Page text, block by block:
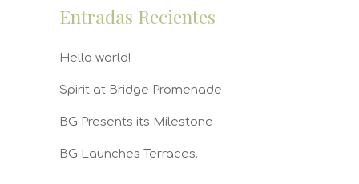
Entradas Recientes
Hello world!
Spirit at Bridge Promenade
BG Presents its Milestone
BG Launches Terraces.